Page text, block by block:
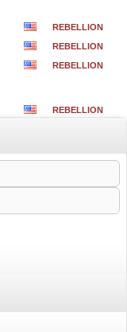
REBELLION
REBELLION
REBELLION
REBELLION